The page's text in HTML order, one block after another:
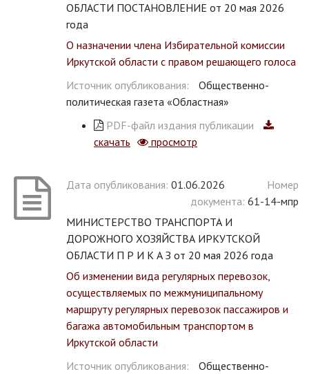
ОБЛАСТИ ПОСТАНОВЛЕНИЕ от 20 мая 2026
года
О назначении члена Избирательной комиссии
Иркутской области с правом решающего голоса
Источник опубликования:
Общественно-
политическая газета «Областная»
PDF-файл издания публикации
скачать
просмотр
Дата опубликования: 01.06.2026
Номер
документа: 61-14-мпр
МИНИСТЕРСТВО ТРАНСПОРТА И
ДОРОЖНОГО ХОЗЯЙСТВА ИРКУТСКОЙ
ОБЛАСТИ П Р И К А З от 20 мая 2026 года
Об изменении вида регулярных перевозок,
осуществляемых по межмуниципальному
маршруту регулярных перевозок пассажиров и
багажа автомобильным транспортом в
Иркутской области
Источник опубликования:
Общественно-